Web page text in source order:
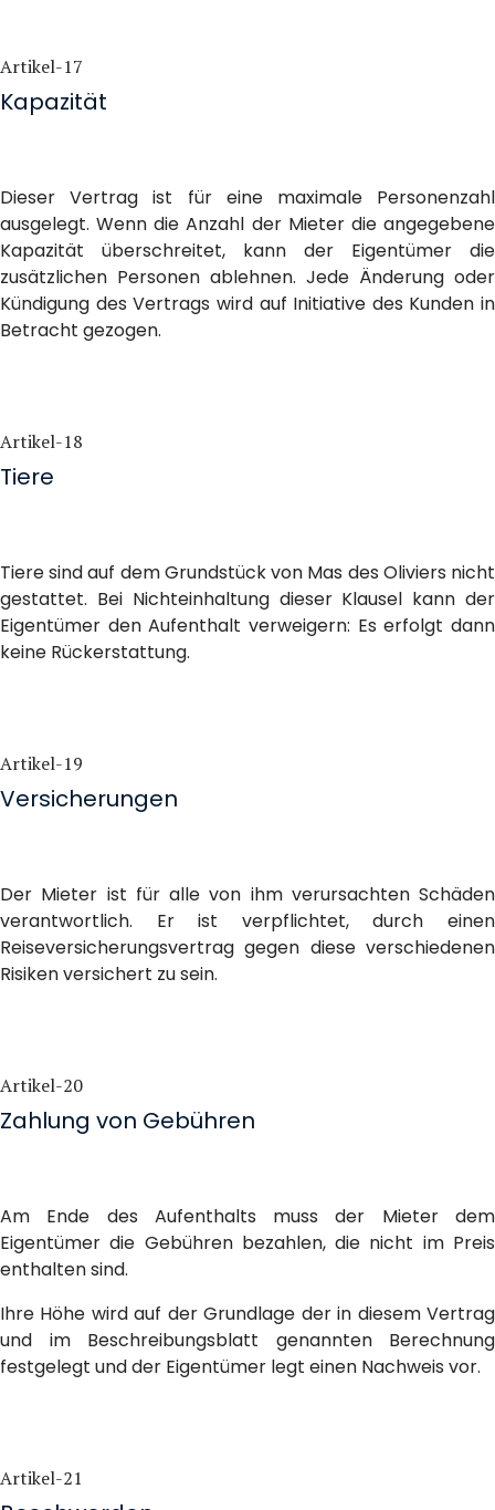
Artikel-17
Kapazität
Dieser Vertrag ist für eine maximale Personenzahl
ausgelegt. Wenn die Anzahl der Mieter die angegebene
Kapazität überschreitet, kann der Eigentümer die
zusätzlichen Personen ablehnen. Jede Änderung oder
Kündigung des Vertrags wird auf Initiative des Kunden in
Betracht gezogen.
Artikel-18
Tiere
Tiere sind auf dem Grundstück von Mas des Oliviers nicht
gestattet. Bei Nichteinhaltung dieser Klausel kann der
Eigentümer den Aufenthalt verweigern: Es erfolgt dann
keine Rückerstattung.
Artikel-19
Versicherungen
Der Mieter ist für alle von ihm verursachten Schäden
verantwortlich. Er ist verpflichtet, durch einen
Reiseversicherungsvertrag gegen diese verschiedenen
Risiken versichert zu sein.
Artikel-20
Zahlung von Gebühren
Am Ende des Aufenthalts muss der Mieter dem
Eigentümer die Gebühren bezahlen, die nicht im Preis
enthalten sind.
Ihre Höhe wird auf der Grundlage der in diesem Vertrag
und im Beschreibungsblatt genannten Berechnung
festgelegt und der Eigentümer legt einen Nachweis vor.
Artikel-21